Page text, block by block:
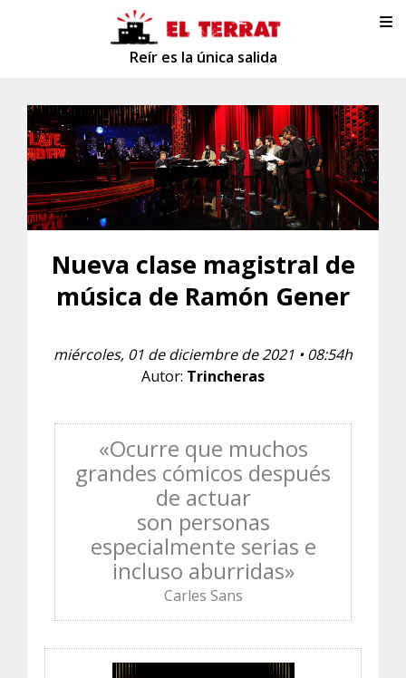
Reír es la única salida
Nueva clase magistral de
música de Ramón Gener
miércoles, 01 de diciembre de 2021 • 08:54h
Autor: Trincheras
«Ocurre que muchos
grandes cómicos después
de actuar
son personas
especialmente serias e
incluso aburridas»
Carles Sans